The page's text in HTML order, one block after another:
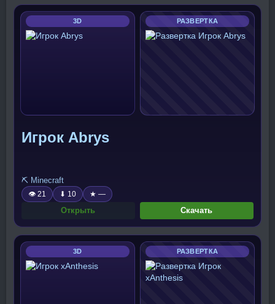
3D РАЗВЕРТКА
Игрок Abrys
⛏️ Minecraft
👁 21 ⬇ 10 ★ —
Открыть Скачать
3D РАЗВЕРТКА